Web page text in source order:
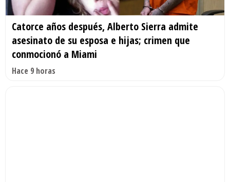
Catorce años después, Alberto Sierra admite
asesinato de su esposa e hijas; crimen que
conmocionó a Miami
Hace 9 horas